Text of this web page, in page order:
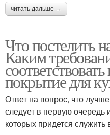
читать дальше →
Что постелить
Каким
покрытие для
Ответ на вопрос, что
следует в первую очередь
которых придется